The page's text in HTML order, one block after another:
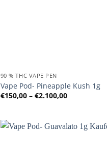
90 % THC VAPE PEN
Vape Pod- Pineapple Kush 1g
€150,00 – €2.100,00Preisspanne: